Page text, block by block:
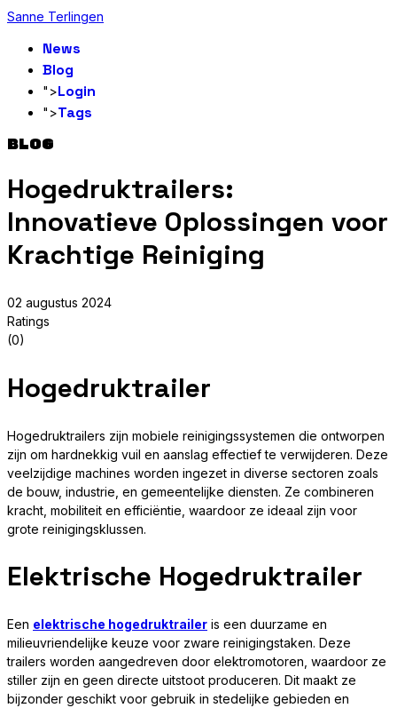
Sanne Terlingen
News
Blog
">Login
">Tags
BLOG
Hogedruktrailers:
Innovatieve Oplossingen voor
Krachtige Reiniging
02 augustus 2024
Ratings
(0)
Hogedruktrailer
Hogedruktrailers zijn mobiele reinigingssystemen die ontworpen
zijn om hardnekkig vuil en aanslag effectief te verwijderen. Deze
veelzijdige machines worden ingezet in diverse sectoren zoals
de bouw, industrie, en gemeentelijke diensten. Ze combineren
kracht, mobiliteit en efficiëntie, waardoor ze ideaal zijn voor
grote reinigingsklussen.
Elektrische Hogedruktrailer
Een elektrische hogedruktrailer is een duurzame en
milieuvriendelijke keuze voor zware reinigingstaken. Deze
trailers worden aangedreven door elektromotoren, waardoor ze
stiller zijn en geen directe uitstoot produceren. Dit maakt ze
bijzonder geschikt voor gebruik in stedelijke gebieden en